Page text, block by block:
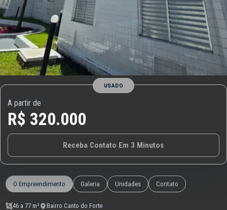
USADO
A partir de
R$ 320.000
Receba Contato Em 3 Minutos
O Empreendimento Galeria Unidades Contato
46 a 77 m² Bairro Canto do Forte